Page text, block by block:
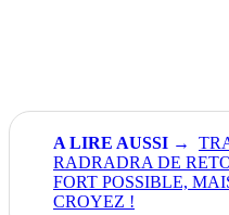
RADRADRA DE
FORT POSSIBLE,
CROYEZ !